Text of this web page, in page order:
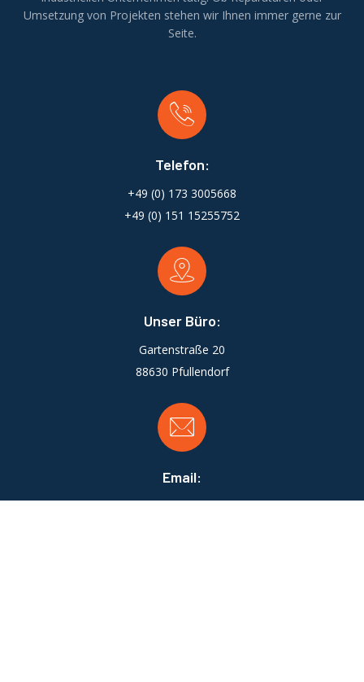
Umsetzung von Projekten stehen wir Ihnen immer gerne zur
Seite.
Telefon:
+49 (0) 173 3005668
+49 (0) 151 15255752
Unser Büro:
Gartenstraße 20
88630 Pfullendorf
Email:
info@heizung-patlar.de